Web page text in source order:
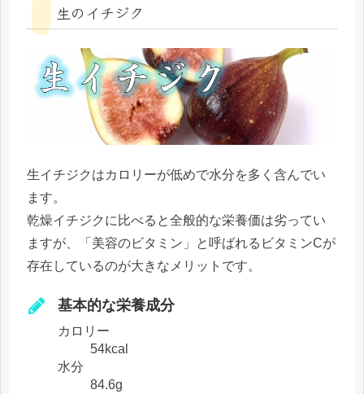
生のイチジク
生イチジクはカロリーが低めで水分を多く含んでい
ます。
乾燥イチジクに比べると全般的な栄養価は劣ってい
ますが、「美容のビタミン」と呼ばれるビタミンCが
存在しているのが大きなメリットです。
基本的な栄養成分
カロリー
54kcal
水分
84.6g